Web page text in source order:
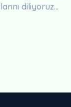
diliyoruz...